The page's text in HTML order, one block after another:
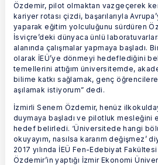
Özdemir, pilot olmaktan vazgeçerek
kariyer rotası çizdi, başarılarıyla
yaparak eğitim yolculuğunu sürdüren
İsviçre’deki dünyaca ünlü
alanında çalışmalar yapmaya başladı.
olarak İEÜ’ye dönmeyi hedeflediğini
temellerini attığım üniversitemde,
bilime katkı sağlamak, genç
aşılamak istiyorum” dedi.
İzmirli Senem Özdemir, henüz
duymaya başladı ve pilotluk mesleğini
hedef belirledi. ‘Üniversitede hangi
okuyayım, nasılsa kararım değişmez’
2017 yılında İEÜ Fen-Edebiyat
Özdemir’in yaptığı İzmir Ekonomi